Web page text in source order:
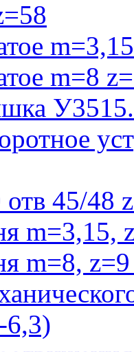
m=8
45/48
m=3,15,
m=8,